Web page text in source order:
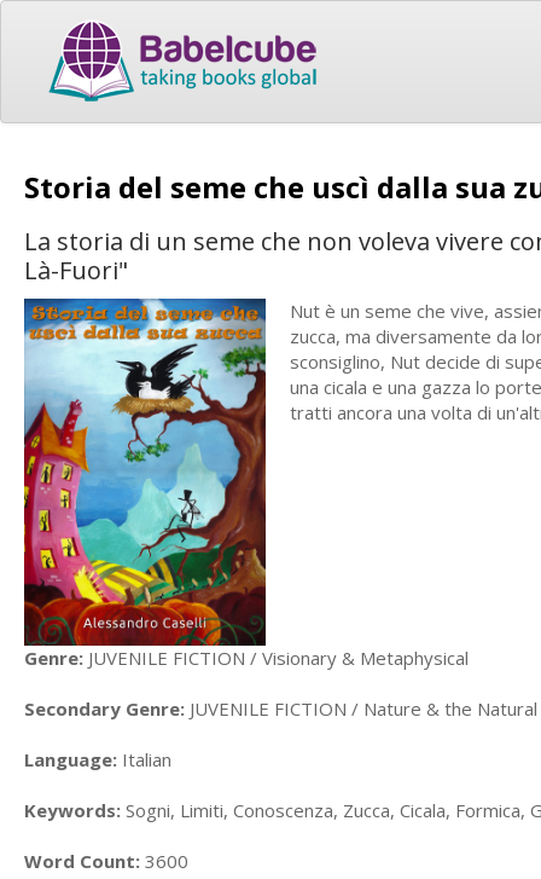
Storia del seme che uscì dalla sua
La storia di un seme che non voleva vivere
Là-Fuori"
Nut è un seme che vive,
zucca, ma diversamente da
sconsiglino, Nut decide di
una cicala e una gazza lo
tratti ancora una volta di
Genre: JUVENILE FICTION / Visionary & Metaphysical
Secondary Genre: JUVENILE FICTION / Nature & the
Language: Italian
Keywords: Sogni, Limiti, Conoscenza, Zucca, Cicala, Formica,
Word Count: 3600